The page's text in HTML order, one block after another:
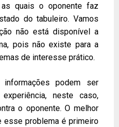
quais o oponente faz
do tabuleiro. Vamos
não está disponível a
pois não existe para a
de interesse prático.
podem ser
neste caso,
o oponente. O melhor
problema é primeiro